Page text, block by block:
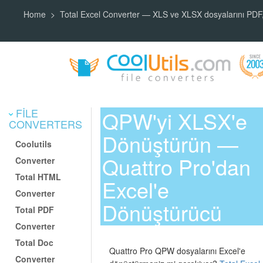
Home Total Excel Converter — XLS ve XLSX dosyalarını
FILE
CONVERTERS
Coolutils
Converter
Total HTML
Converter
Total PDF
Converter
Total Doc
Converter
QPW'yi XLSX'e
Dönüştürün —
Quattro Pro'dan
Excel'e
Dönüştürücü
Quattro Pro QPW dosyalarını Excel'e